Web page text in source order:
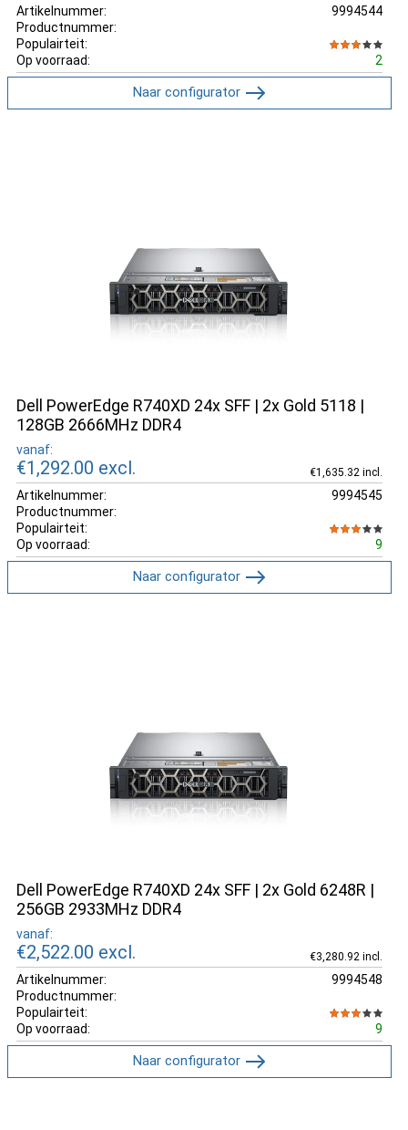
Artikelnummer:
9994544
Productnummer:
Populairteit:
Op voorraad:
2
Naar configurator
Dell PowerEdge R740XD 24x SFF | 2x Gold 5118 |
128GB 2666MHz DDR4
vanaf:
€1,292.00 excl. €1,635.32 incl.
Artikelnummer:
9994545
Productnummer:
Populairteit:
Op voorraad:
9
Naar configurator
Dell PowerEdge R740XD 24x SFF | 2x Gold 6248R |
256GB 2933MHz DDR4
vanaf:
€2,522.00 excl. €3,280.92 incl.
Artikelnummer:
9994548
Productnummer:
Populairteit:
Op voorraad:
9
Naar configurator